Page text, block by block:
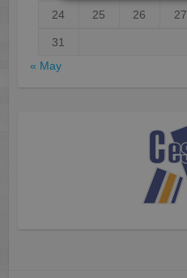
24 25 26 27
31
« May